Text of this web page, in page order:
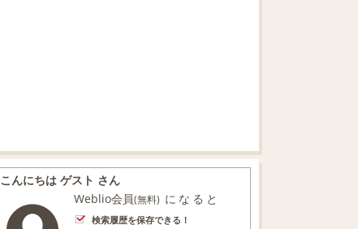
こんにちは ゲスト さん
Weblio会員(無料) になると
検索履歴を保存できる！